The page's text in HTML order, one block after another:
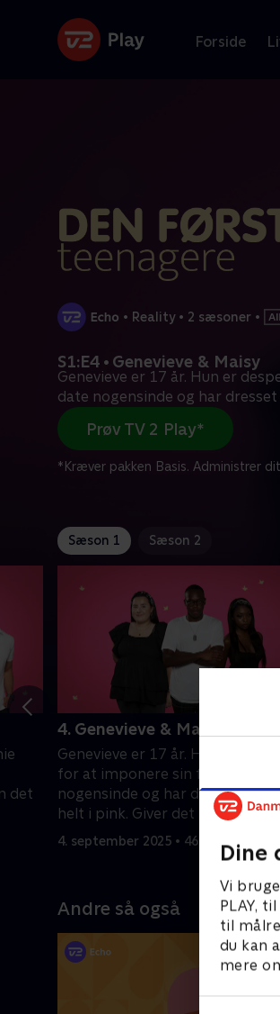
Dine
Vi
PLAY,
til
du kan
mere
Forside
• Reality • 2 sæsoner •
S1:E4 • Genevieve & Maisy
Genevieve er 17 år. Hun er
date nogensinde og har
Prøv TV 2 Play*
*Kræver pakken Basis. Administrer
Sæson 1 Sæson 2
det
4. Genevieve & Maisy
Genevieve er 17 år. Hun er
for at imponere sin første date
nogensinde og har dresset sig
helt i pink. Giver det bonus hos
Maisy?
4. september 2025 • 46 min
Andre så også